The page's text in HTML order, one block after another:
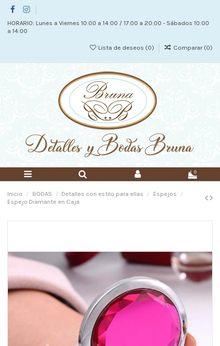
HORARIO: Lunes a Viernes 10:00 a 14:00 / 17:00 a 20:00 - Sábados 10:00
a 14:00
Lista de deseos (0) Comparar (0)
0
Inicio BODAS Detalles con estilo para ellas
Espejos
Espejo Diamante en Caja